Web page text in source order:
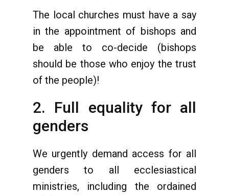
The local churches must have a say
in the appointment of bishops and
be able to co-decide (bishops
should be those who enjoy the trust
of the people)!
2. Full equality for all
genders
We urgently demand access for all
genders to all ecclesiastical
ministries, including the ordained